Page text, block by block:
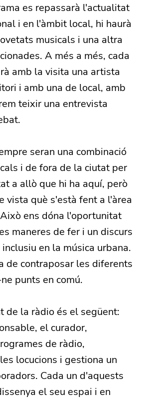
es repassarà l'actualitat
i en l'àmbit local, hi haurà
musicals i una altra
A més a més, cada
amb la visita una artista
i amb una de local, amb
teixir una entrevista
seran una combinació
i de fora de la ciutat per
a allò que hi ha aquí, però
vista què s'està fent a l'àrea
ens dóna l'oportunitat
maneres de fer i un discurs
en la música urbana.
de contraposar les diferents
punts en comú.
de la ràdio és el següent:
el curador,
de ràdio,
locucions i gestiona un
Cada un d'aquests
el seu espai i en